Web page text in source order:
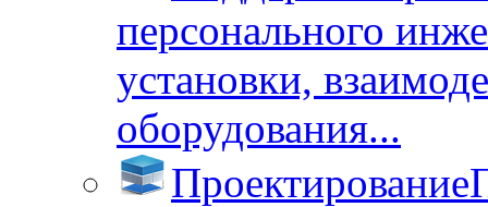
персонального
установки,
оборудования...
Проектирование